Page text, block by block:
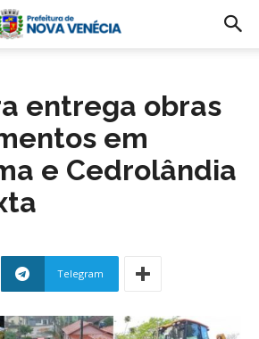
entrega obras
em
e Cedrolândia
Telegram